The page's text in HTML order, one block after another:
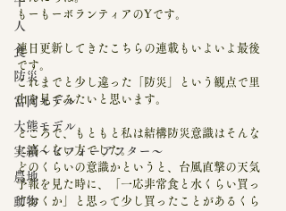
人
食
防災
富岡モデル
大熊モデル
実績～ビフォーアフター～
農地
動物
もーもーボランティアのYです。
連日更新してきたこちらの連載もいよいよ最後
です。
これまでと少し違った「防災」という観点で里
山を見てみたいと思います。
ところで、もともと私は結構防災意識はそんな
に高くない方でした。
どのくらいの意識かというと、台風直撃の天気
予報を見た時に、「一応非常食と水くらい買っ
ておくか」と思って少し買ったことがあるくら